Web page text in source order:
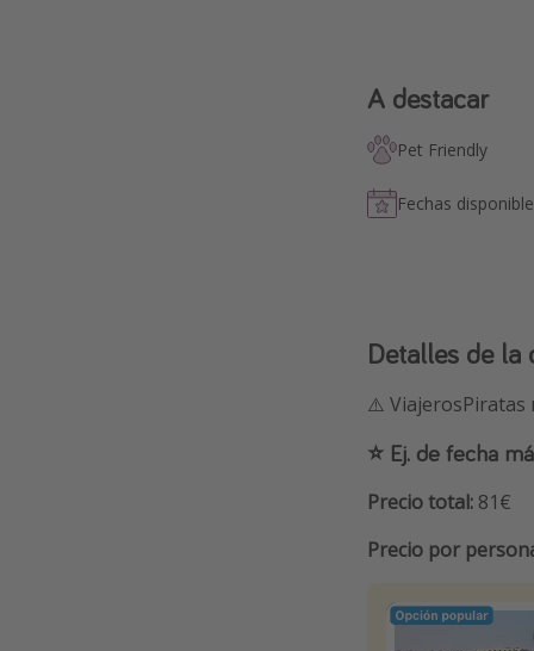
A destacar
Pet Friendly
Fechas
Detalles de la
⚠️ ViajerosPiratas
⭐️ Ej. de fecha
Precio total: 81€
Precio por